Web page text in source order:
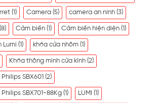
(1) Camera (5) camera an ninh (3)
(8) Cảm biến (1) Cảm biến hiện diện (1)
Lumi (1) khóa cửa nhôm (1)
Khóa thông minh cửa kính (2)
SBX601 (2)
SBX701-88Kg (1) LUMI (1)